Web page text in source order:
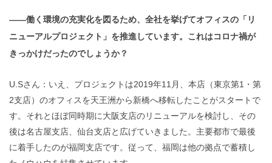
——働く環境の充実化を図るため、全社を挙げてオフィスの「リ
ニューアルプロジェクト」を推進しています。これはコロナ禍が
きっかけだったのでしょうか？
U.Sさん：いえ、プロジェクトは2019年11月、本店（東京第1・第
2支店）のオフィスを天王洲から新橋へ移転したことがスタートで
す。それとほぼ同時期に大阪支店のリニューアルを検討し、その
後は名古屋支店、仙台支店と広げていきました。主要都市で最後
に着手したのが福岡支店です。従って、福岡は他の拠点で蓄積し